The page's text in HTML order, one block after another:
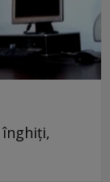
înghiţi,